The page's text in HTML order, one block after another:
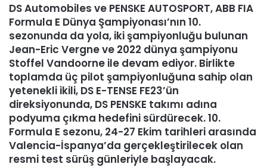
DS Automobiles ve PENSKE AUTOSPORT, ABB FIA
Formula E Dünya Şampiyonası’nın 10.
sezonunda da yola, iki şampiyonluğu bulunan
Jean-Eric Vergne ve 2022 dünya şampiyonu
Stoffel Vandoorne ile devam ediyor. Birlikte
toplamda üç pilot şampiyonluğuna sahip olan
yetenekli ikili, DS E-TENSE FE23’ün
direksiyonunda, DS PENSKE takımı adına
podyuma çıkma hedefini sürdürecek. 10.
Formula E sezonu, 24-27 Ekim tarihleri arasında
Valencia-İspanya’da gerçekleştirilecek olan
resmi test sürüş günleriyle başlayacak.